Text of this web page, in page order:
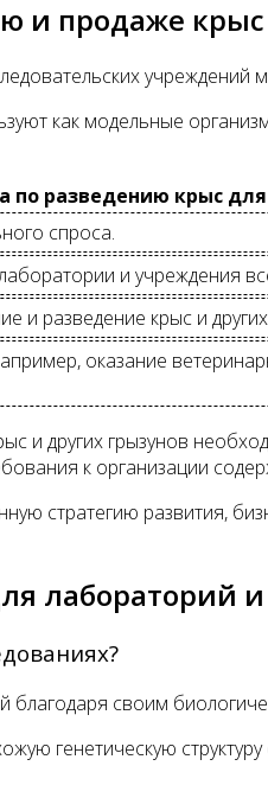
и продаже
как модельные
по разведению крыс
спроса.
и учреждения
и разведение крыс и
оказание
и других грызунов
к организации
стратегию развития,
лабораторий
своим
генетическую